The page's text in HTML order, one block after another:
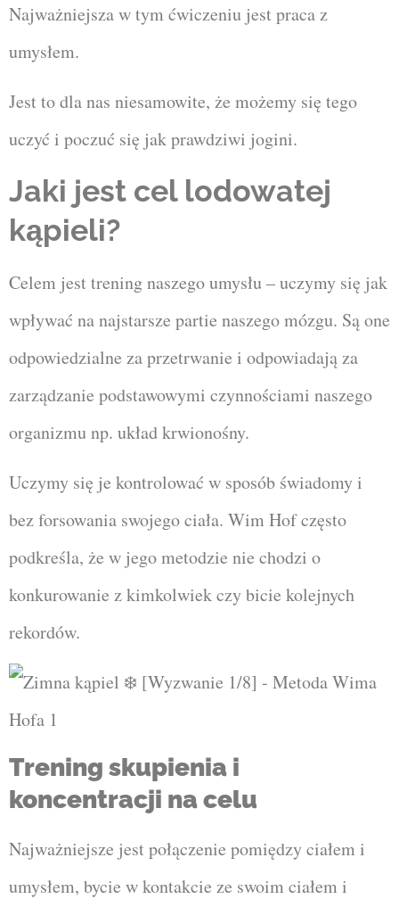
Najważniejsza w tym ćwiczeniu jest praca z
umysłem.
Jest to dla nas niesamowite, że możemy się tego
uczyć i poczuć się jak prawdziwi jogini.
Jaki jest cel lodowatej
kąpieli?
Celem jest trening naszego umysłu – uczymy się jak
wpływać na najstarsze partie naszego mózgu. Są one
odpowiedzialne za przetrwanie i odpowiadają za
zarządzanie podstawowymi czynnościami naszego
organizmu np. układ krwionośny.
Uczymy się je kontrolować w sposób świadomy i
bez forsowania swojego ciała. Wim Hof często
podkreśla, że w jego metodzie nie chodzi o
konkurowanie z kimkolwiek czy bicie kolejnych
rekordów.
Trening skupienia i
koncentracji na celu
Najważniejsze jest połączenie pomiędzy ciałem i
umysłem, bycie w kontakcie ze swoim ciałem i